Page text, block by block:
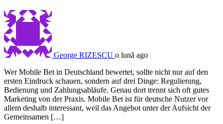
George RIZESCU o lună ago
Wer Mobile Bet in Deutschland bewertet, sollte nicht nur auf den
ersten Eindruck schauen, sondern auf drei Dinge: Regulierung,
Bedienung und Zahlungsabläufe. Genau dort trennt sich oft gutes
Marketing von der Praxis. Mobile Bet ist für deutsche Nutzer vor
allem deshalb interessant, weil das Angebot unter der Aufsicht der
Gemeinsamen […]